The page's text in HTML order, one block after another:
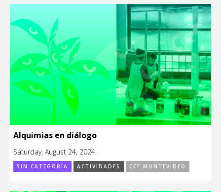
Alquimias en diálogo
Saturday, August 24, 2024.
SIN CATEGORÍA ACTIVIDADES CCE MONTEVIDEO